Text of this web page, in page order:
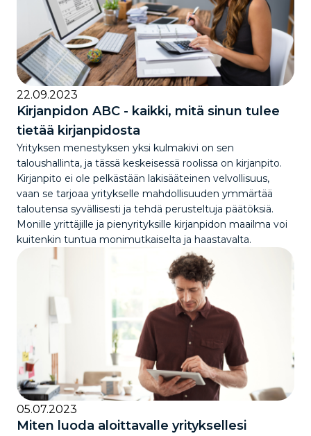
22.09.2023
Kirjanpidon ABC - kaikki, mitä sinun tulee
tietää kirjanpidosta
Yrityksen menestyksen yksi kulmakivi on sen
taloushallinta, ja tässä keskeisessä roolissa on kirjanpito.
Kirjanpito ei ole pelkästään lakisääteinen velvollisuus,
vaan se tarjoaa yritykselle mahdollisuuden ymmärtää
taloutensa syvällisesti ja tehdä perusteltuja päätöksiä.
Monille yrittäjille ja pienyrityksille kirjanpidon maailma voi
kuitenkin tuntua monimutkaiselta ja haastavalta.
05.07.2023
Miten luoda aloittavalle yrityksellesi